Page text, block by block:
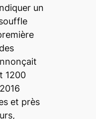
un
1200
et près